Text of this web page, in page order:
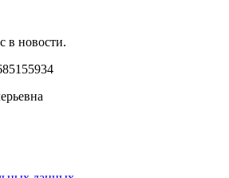
новости.